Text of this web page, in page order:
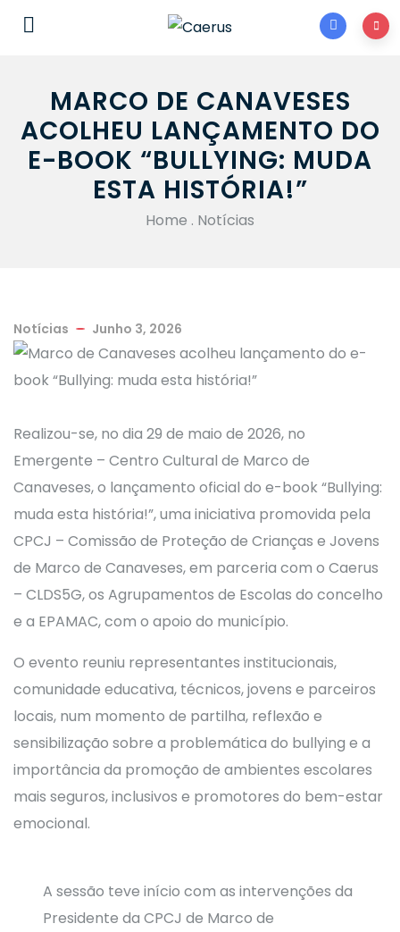
MARCO DE CANAVESES
ACOLHEU LANÇAMENTO DO
E-BOOK “BULLYING: MUDA
ESTA HISTÓRIA!”
Home . Notícias
Notícias Junho 3, 2026
Realizou-se, no dia 29 de maio de 2026, no
Emergente – Centro Cultural de Marco de
Canaveses, o lançamento oficial do e-book “Bullying:
muda esta história!”, uma iniciativa promovida pela
CPCJ – Comissão de Proteção de Crianças e Jovens
de Marco de Canaveses, em parceria com o Caerus
– CLDS5G, os Agrupamentos de Escolas do concelho
e a EPAMAC, com o apoio do município.
O evento reuniu representantes institucionais,
comunidade educativa, técnicos, jovens e parceiros
locais, num momento de partilha, reflexão e
sensibilização sobre a problemática do bullying e a
importância da promoção de ambientes escolares
mais seguros, inclusivos e promotores do bem-estar
emocional.
A sessão teve início com as intervenções da
Presidente da CPCJ de Marco de